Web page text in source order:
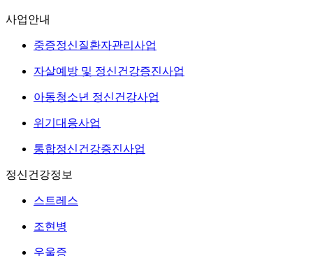
사업안내
중증정신질환자관리사업
자살예방 및 정신건강증진사업
아동청소년 정신건강사업
위기대응사업
통합정신건강증진사업
정신건강정보
스트레스
조현병
우울증